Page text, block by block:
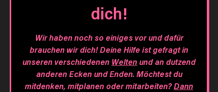
dich!
Wir haben noch so einiges vor und dafür
brauchen wir dich! Deine Hilfe ist gefragt in
unseren verschiedenen Weltenund an dutzend
anderen Ecken und Enden. Möchtest du
mitdenken, mitplanen oder mitarbeiten?Dann